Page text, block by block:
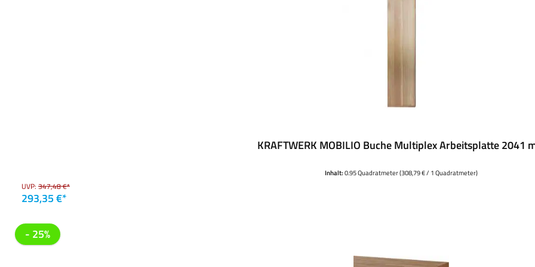
KRAFTWERK MOBILIO Buche Multiplex Arbeitsplatte 2041
Inhalt:0.95 Quadratmeter(308,79 € / 1 Quadratmeter)
UVP: 347,48 €*
293,35 €*
- 25%